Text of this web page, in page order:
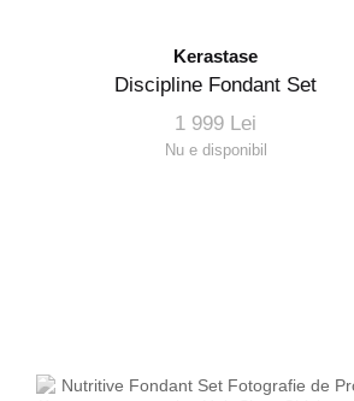
Kerastase
Discipline Fondant Set
1 999 Lei
Nu e disponibil